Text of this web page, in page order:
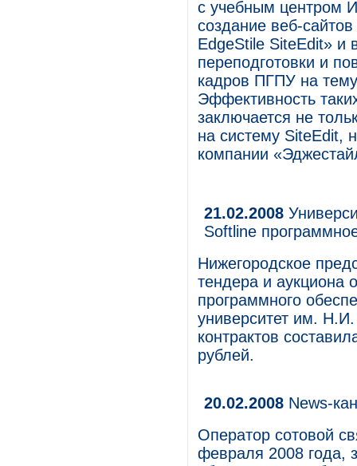
с учебным центром
создание веб-
EdgeStile SiteEdit» и
переподготовки и
кадров ПГПУ на
Эффективность
заключается не
на систему SiteEdit,
компании
21.02.2008
Softline
Нижегородское
тендера и аукциона
программного
университет им.
контрактов
рублей.
20.02.2008 News-
Оператор сотовой
февраля 2008 года,